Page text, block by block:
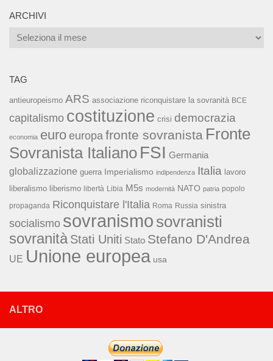
ARCHIVI
Archivi
TAG
antieuropeismo ARS associazione riconquistare la sovranità BCE
capitalismo costituzione crisi democrazia
economia euro europa fronte sovranista Fronte
Sovranista Italiano FSI Germania
globalizzazione guerra Imperialismo indipendenza Italia lavoro
liberalismo liberismo libertà Libia M5s modernità NATO patria popolo
propaganda Riconquistare l'Italia Roma Russia sinistra
socialismo sovranismo sovranisti
sovranità Stati Uniti Stato Stefano D'Andrea
UE Unione europea usa
ALTRO